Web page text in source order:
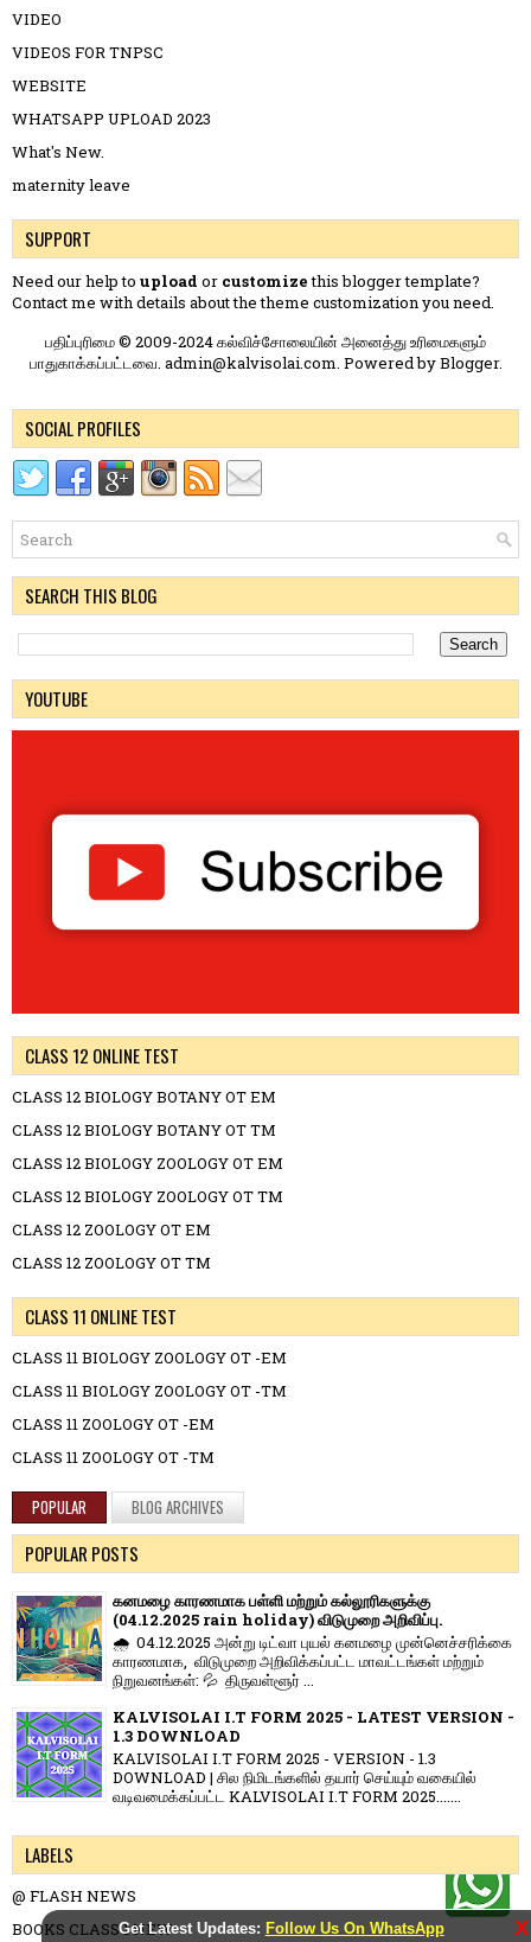
Get Latest Updates: Follow Us On WhatsApp X
VIDEO
VIDEOS FOR TNPSC
WEBSITE
WHATSAPP UPLOAD 2023
What's New.
maternity leave
SUPPORT
Need our help to upload or customizethis blogger template?
Contact me with details about the theme customization you need.
பதிப்புரிமை © 2009-2024 கல்விச்சோலையின் அனைத்து உரிமைகளும்
பாதுகாக்கப்பட்டவை. admin@kalvisolai.com. Powered byBlogger.
SOCIAL PROFILES
SEARCH THIS BLOG
YOUTUBE
CLASS 12 ONLINE TEST
CLASS 12 BIOLOGY BOTANY OT EM
CLASS 12 BIOLOGY BOTANY OT TM
CLASS 12 BIOLOGY ZOOLOGY OT EM
CLASS 12 BIOLOGY ZOOLOGY OT TM
CLASS 12 ZOOLOGY OT EM
CLASS 12 ZOOLOGY OT TM
CLASS 11 ONLINE TEST
CLASS 11 BIOLOGY ZOOLOGY OT -EM
CLASS 11 BIOLOGY ZOOLOGY OT -TM
CLASS 11 ZOOLOGY OT -EM
CLASS 11 ZOOLOGY OT -TM
POPULAR BLOG ARCHIVES
POPULAR POSTS
கனமழை காரணமாக பள்ளி மற்றும் கல்லூரிகளுக்கு
(04.12.2025 rain holiday) விடுமுறை அறிவிப்பு.
🌧️ 04.12.2025 அன்று டிட்வா புயல் கனமழை முன்னெச்சரிக்கை
காரணமாக, விடுமுறை அறிவிக்கப்பட்ட மாவட்டங்கள் மற்றும்
நிறுவனங்கள்: 💦 திருவள்ளூர் ...
KALVISOLAI I.T FORM 2025 - LATEST VERSION -
1.3 DOWNLOAD
KALVISOLAI I.T FORM 2025 - VERSION - 1.3
DOWNLOAD | சில நிமிடங்களில் தயார் செய்யும் வகையில்
வடிவமைக்கப்பட்ட KALVISOLAI I.T FORM 2025.......
LABELS
@ FLASH NEWS
BOOKS CLASS 1 NEW